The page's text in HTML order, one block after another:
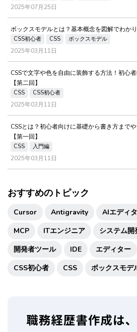
2025年07月25日
ボックスモデルとは？基本概念を図解でわか
CSS初心者 CSS ボックスモデル
2025年03月11日
CSSで文字や色を自由に装飾する方法！初心
【第二回】
CSS CSS初心者
2025年03月11日
CSSとは？初心者向けに基礎から書き方までや
【第一回】
CSS 入門編
2025年03月11日
おすすめのトピック
Cursor Antigravity AIエディ
MCP
ITエンジニア システム開
開発者ツール
IDE エディター
CSS初心者
CSS ボックスモデ